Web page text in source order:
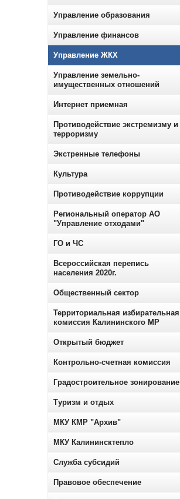
Управление образования
Управление финансов
Управление ЖКХ
Управление земельно-
имущественных отношений
Интернет приемная
Противодействие экстремизму и
терроризму
Экстренные телефоны
Культура
Противодействие коррупции
Региональный оператор АО
"Управление отходами"
ГО и ЧС
Всероссийская перепись
населения 2020г.
Общественный сектор
Территориальная избирательная
комиссия Калининского МР
Открытый бюджет
Контрольно-счетная комиссия
Градостроительное зонирование
Туризм и отдых
МКУ КМР "Архив"
МКУ Калининсктепло
Служба субсидий
Правовое обеспечение